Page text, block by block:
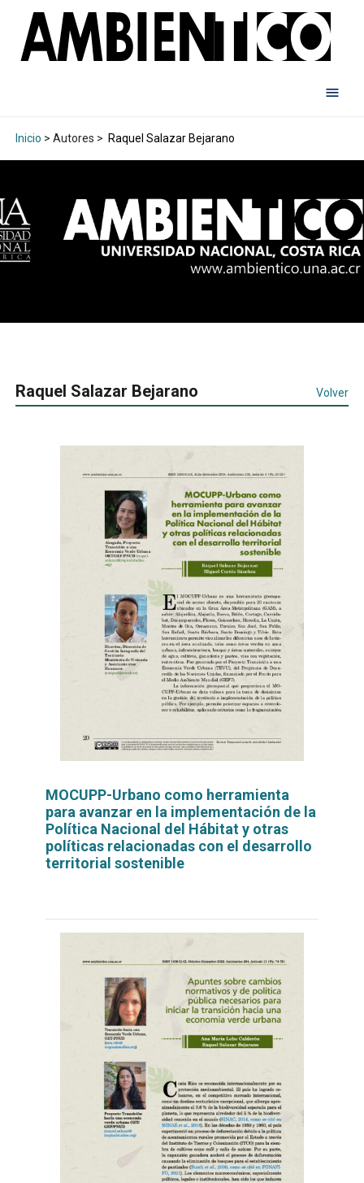
Inicio > Autores > Raquel Salazar Bejarano
Raquel Salazar Bejarano Volver
MOCUPP-Urbano como herramienta
para avanzar en la implementación de la
Política Nacional del Hábitat y otras
políticas relacionadas con el desarrollo
territorial sostenible